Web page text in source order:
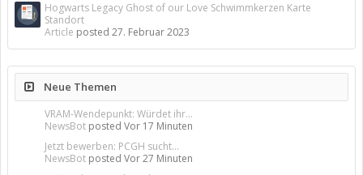
Hogwarts Legacy Ghost of our Love Schwimmkerzen Karte
Standort
Article posted 27. Februar 2023
Neue Themen
VRAM-Wendepunkt: Würdet ihr...
NewsBot posted Vor 17 Minuten
Jetzt bewerben: PCGH sucht...
NewsBot posted Vor 27 Minuten